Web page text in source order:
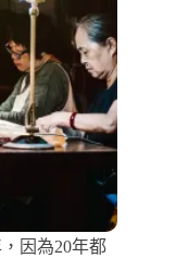
因為20年都